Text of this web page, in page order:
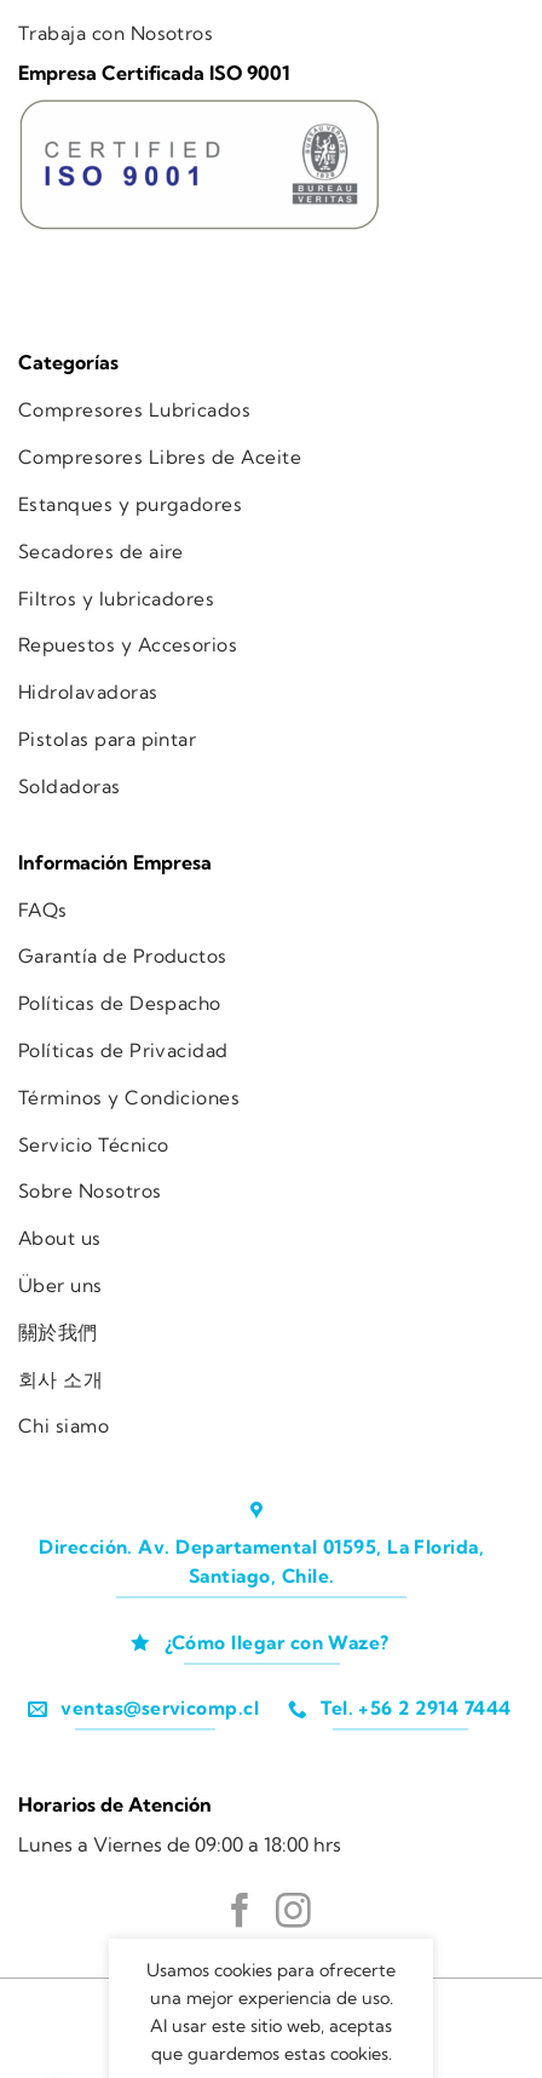
Categorías
Compresores Lubricados
Compresores Libres de Aceite
Estanques y purgadores
Secadores de aire
Filtros y lubricadores
Repuestos y Accesorios
Hidrolavadoras
Pistolas para pintar
Soldadoras
Información Empresa
FAQs
Garantía de Productos
Políticas de Despacho
Políticas de Privacidad
Términos y Condiciones
Servicio Técnico
Sobre Nosotros
About us
Über uns
關於我們
회사 소개
Chi siamo
Dirección. Av. Departamental 01595, La Florida,
Santiago, Chile.
¿Cómo llegar con Waze?
ventas@servicomp.cl Tel. +56 2 2914 7444
Horarios de Atención
Lunes a Viernes de 09:00 a 18:00 hrs
Trabaja con Nosotros
Empresa Certificada ISO 9001
Usamos cookies para ofrecerte
una mejor experiencia de uso.
Al usar este sitio web, aceptas
que guardemos estas cookies.